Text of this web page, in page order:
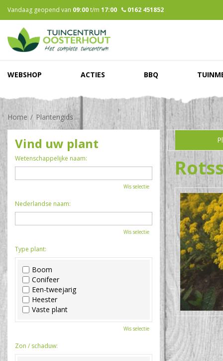
naar
Home Plantengids
Vandaag geopend van 09:00t/m 17:00 0162 451852
WEBSHOP ACTIES BBQ
Vind uw plant
Wetenschappelijke naam:
Wis selectie
Nederlandse naam:
Wis selectie
Type plant:
Boom
Conifeer
Een-tweejarig
Heester
Vaste plant
Wis selectie
Zon / schaduw: